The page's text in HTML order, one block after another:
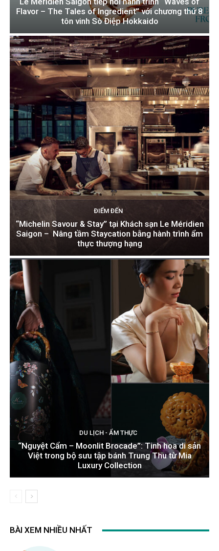
Flavor – The Tales of Ingredient” với chương thứ 8
tôn vinh Sò Điệp Hokkaido
ĐIỂM ĐẾN
“Michelin Savour & Stay” tại Khách sạn Le Méridien
Saigon – Nâng tầm Staycation bằng hành trình ẩm
thực thượng hạng
DU LỊCH - ẨM THỰC
“Nguyệt Cẩm – Moonlit Brocade”: Tinh hoa di sản
Việt trong bộ sưu tập bánh Trung Thu từ Mia
Luxury Collection
BÀI XEM NHIỀU NHẤT